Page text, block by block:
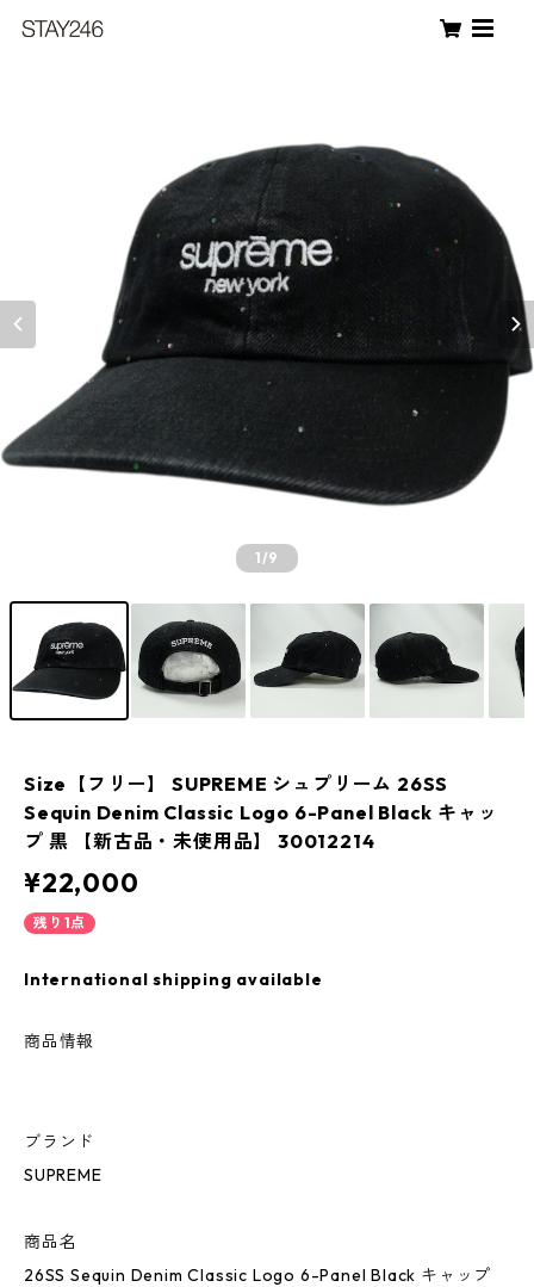
1/9
Size【フリー】 SUPREME シュプリーム 26SS
Sequin Denim Classic Logo 6-Panel Black キャッ
プ 黒 【新古品・未使用品】 30012214
¥22,000
残り1点
International shipping available
商品情報
ブランド
SUPREME
商品名
26SS Sequin Denim Classic Logo 6-Panel Black キャップ